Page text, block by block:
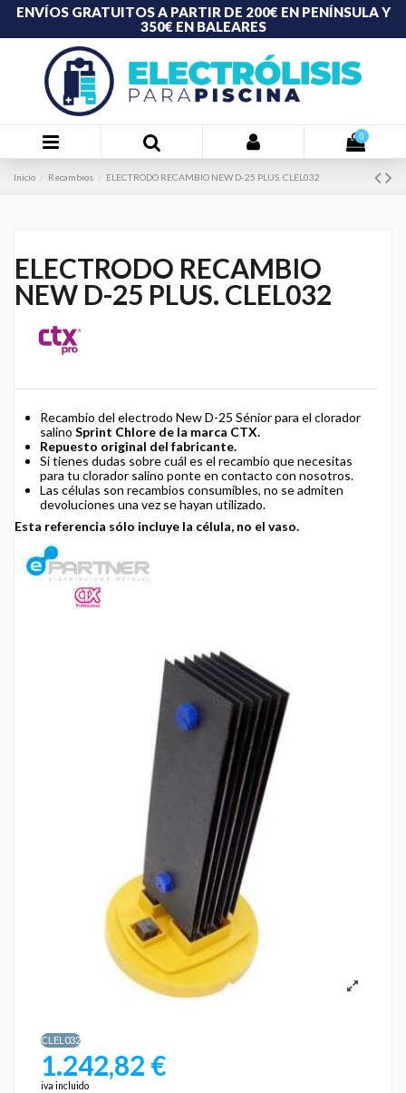
ENVÍOS GRATUITOS A PARTIR DE 200€ EN PENÍNSULA Y
350€ EN BALEARES
0
Inicio Recambios ELECTRODO RECAMBIO NEW D-25 PLUS. CLEL032
ELECTRODO RECAMBIO
NEW D-25 PLUS. CLEL032
Recambio del electrodo New D-25 Sénior para el clorador
salino Sprint Chlore de la marca CTX.
Repuesto original del fabricante.
Si tienes dudas sobre cuál es el recambio que necesitas
para tu clorador salino ponte en contacto con nosotros.
Las células son recambios consumibles, no se admiten
devoluciones una vez se hayan utilizado.
Esta referencia sólo incluye la célula, no el vaso.
CLEL032
1.242,82 €
iva incluido